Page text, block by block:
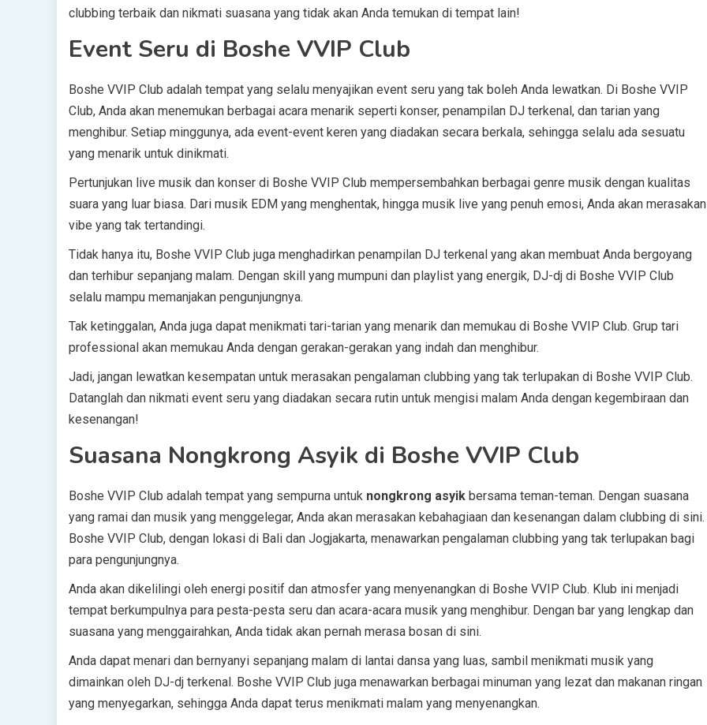
clubbing terbaik dan nikmati suasana yang tidak akan Anda temukan di tempat lain!
Event Seru di Boshe VVIP Club
Boshe VVIP Club adalah tempat yang selalu menyajikan event seru yang tak boleh Anda lewatkan. Di Boshe VVIP
Club, Anda akan menemukan berbagai acara menarik seperti konser, penampilan DJ terkenal, dan tarian yang
menghibur. Setiap minggunya, ada event-event keren yang diadakan secara berkala, sehingga selalu ada sesuatu
yang menarik untuk dinikmati.
Pertunjukan live musik dan konser di Boshe VVIP Club mempersembahkan berbagai genre musik dengan kualitas
suara yang luar biasa. Dari musik EDM yang menghentak, hingga musik live yang penuh emosi, Anda akan merasakan
vibe yang tak tertandingi.
Tidak hanya itu, Boshe VVIP Club juga menghadirkan penampilan DJ terkenal yang akan membuat Anda bergoyang
dan terhibur sepanjang malam. Dengan skill yang mumpuni dan playlist yang energik, DJ-dj di Boshe VVIP Club
selalu mampu memanjakan pengunjungnya.
Tak ketinggalan, Anda juga dapat menikmati tari-tarian yang menarik dan memukau di Boshe VVIP Club. Grup tari
professional akan memukau Anda dengan gerakan-gerakan yang indah dan menghibur.
Jadi, jangan lewatkan kesempatan untuk merasakan pengalaman clubbing yang tak terlupakan di Boshe VVIP Club.
Datanglah dan nikmati event seru yang diadakan secara rutin untuk mengisi malam Anda dengan kegembiraan dan
kesenangan!
Suasana Nongkrong Asyik di Boshe VVIP Club
Boshe VVIP Club adalah tempat yang sempurna untuk nongkrong asyik bersama teman-teman. Dengan suasana
yang ramai dan musik yang menggelegar, Anda akan merasakan kebahagiaan dan kesenangan dalam clubbing di sini.
Boshe VVIP Club, dengan lokasi di Bali dan Jogjakarta, menawarkan pengalaman clubbing yang tak terlupakan bagi
para pengunjungnya.
Anda akan dikelilingi oleh energi positif dan atmosfer yang menyenangkan di Boshe VVIP Club. Klub ini menjadi
tempat berkumpulnya para pesta-pesta seru dan acara-acara musik yang menghibur. Dengan bar yang lengkap dan
suasana yang menggairahkan, Anda tidak akan pernah merasa bosan di sini.
Anda dapat menari dan bernyanyi sepanjang malam di lantai dansa yang luas, sambil menikmati musik yang
dimainkan oleh DJ-dj terkenal. Boshe VVIP Club juga menawarkan berbagai minuman yang lezat dan makanan ringan
yang menyegarkan, sehingga Anda dapat terus menikmati malam yang menyenangkan.